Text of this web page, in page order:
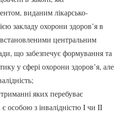
виданим лікарсько-
закладу охорони здоров’я в
центральним
що забезпечує формування та
у сфері охорони здоров’я, але
яких перебуває
особою з інвалідністю I чи II